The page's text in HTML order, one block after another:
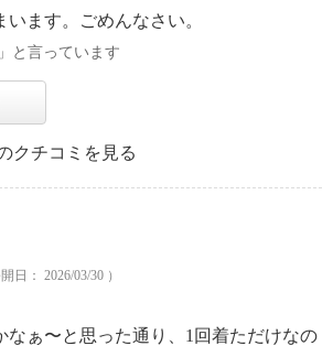
ます。ごめんなさい。
と言っています
クチコミを見る
日： 2026/03/30 ）
なぁ〜と思った通り、1回着ただけなの